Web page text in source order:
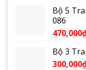
Bộ 5
086
470,000
Bộ 3
300,000